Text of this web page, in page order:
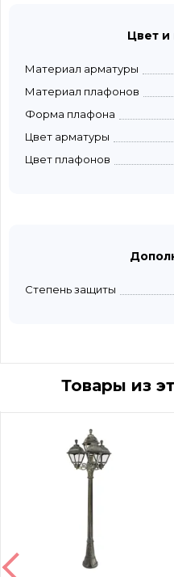
Цвет и
Материал арматуры
Материал плафонов
Форма плафона
Цвет арматуры
Цвет плафонов
Степень защиты
Товары из